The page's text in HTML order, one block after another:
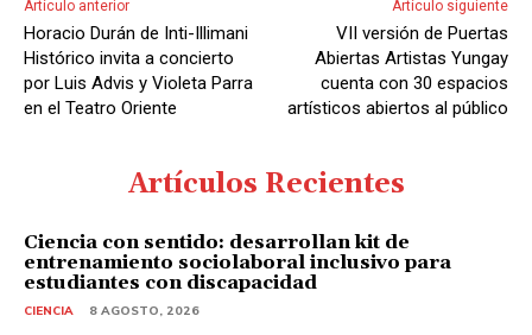
Artículo anterior
Horacio Durán de Inti-Illimani
Histórico invita a concierto
por Luis Advis y Violeta Parra
en el Teatro Oriente
Artículo siguiente
VII versión de Puertas
Abiertas Artistas Yungay
cuenta con 30 espacios
artísticos abiertos al público
Artículos Recientes
Ciencia con sentido: desarrollan kit de
entrenamiento sociolaboral inclusivo para
estudiantes con discapacidad
CIENCIA 8 AGOSTO, 2026